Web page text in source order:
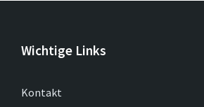
Wichtige Links
Kontakt